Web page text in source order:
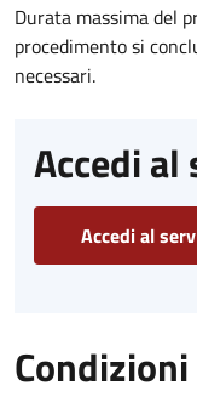
Durata massima del
procedimento si
necessari.
Accedi al
Accedi al